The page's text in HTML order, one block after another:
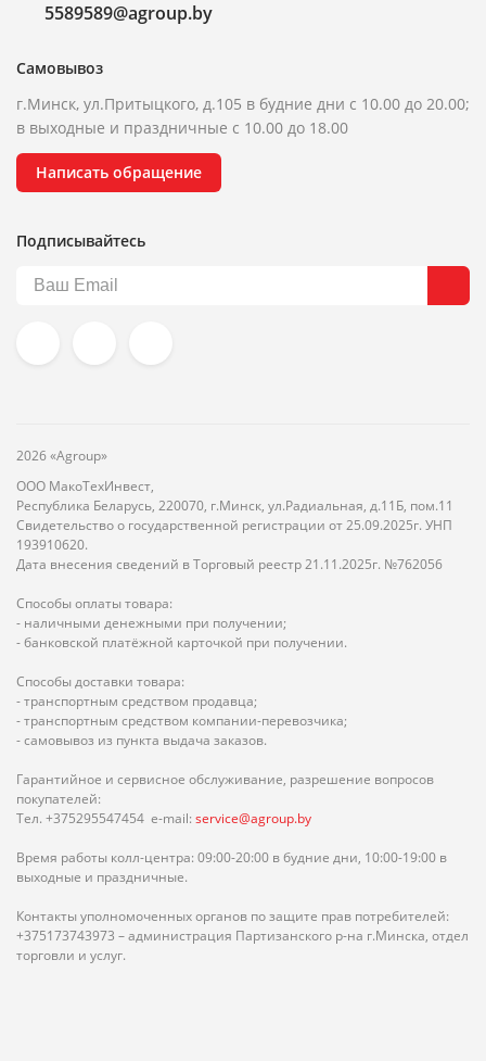
5589589@agroup.by
Самовывоз
г.Минск, ул.Притыцкого, д.105 в будние дни с 10.00 до 20.00;
в выходные и праздничные с 10.00 до 18.00
Написать обращение
Подписывайтесь
2026 «Agroup»
ООО МакоТехИнвест,
Республика Беларусь, 220070, г.Минск, ул.Радиальная, д.11Б, пом.11
Свидетельство о государственной регистрации от 25.09.2025г. УНП
193910620.
Дата внесения сведений в Торговый реестр 21.11.2025г. №762056
Способы оплаты товара:
- наличными денежными при получении;
- банковской платёжной карточкой при получении.
Способы доставки товара:
- транспортным средством продавца;
- транспортным средством компании-перевозчика;
- самовывоз из пункта выдача заказов.
Гарантийное и сервисное обслуживание, разрешение вопросов
покупателей:
Тел. +375295547454 e-mail: service@agroup.by
Время работы колл-центра: 09:00-20:00 в будние дни, 10:00-19:00 в
выходные и праздничные.
Контакты уполномоченных органов по защите прав потребителей:
+375173743973 – администрация Партизанского р-на г.Минска, отдел
торговли и услуг.